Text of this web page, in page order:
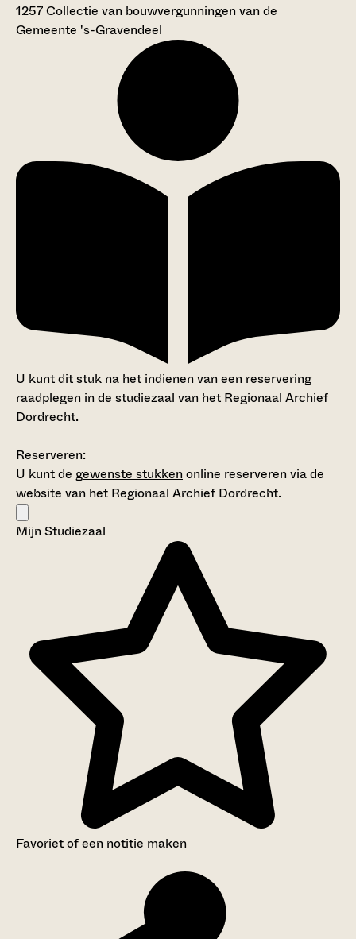
1257 Collectie van bouwvergunningen van de
Gemeente 's-Gravendeel
U kunt dit stuk na het indienen van een reservering
raadplegen in de studiezaal van het Regionaal Archief
Dordrecht.
Reserveren:
U kunt de gewenste stukkenonline reserveren via de
website van het Regionaal Archief Dordrecht.
Mijn Studiezaal
Favoriet of een notitie maken